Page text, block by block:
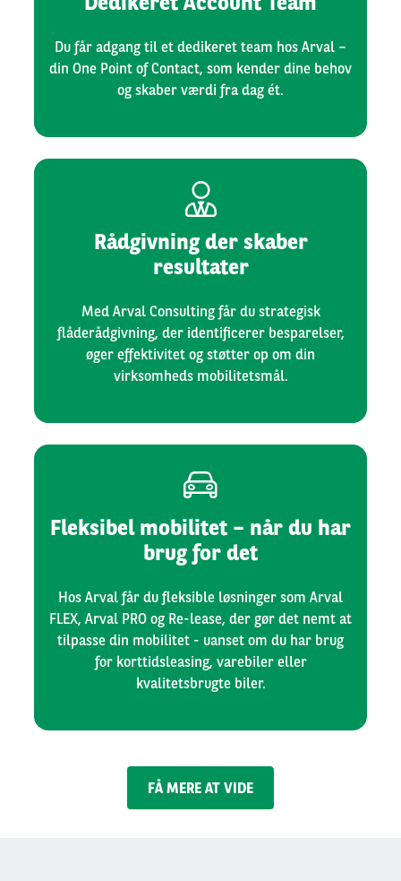
Du får adgang til et dedikeret team hos Arval –
din One Point of Contact, som kender dine behov
og skaber værdi fra dag ét.
Rådgivning der skaber
resultater
Med Arval Consulting får du strategisk
flåderådgivning, der identificerer besparelser,
øger effektivitet og støtter op om din
virksomheds mobilitetsmål.
Fleksibel mobilitet – når du har
brug for det
Hos Arval får du fleksible løsninger som Arval
FLEX, Arval PRO og Re-lease, der gør det nemt at
tilpasse din mobilitet - uanset om du har brug
for korttidsleasing, varebiler eller
kvalitetsbrugte biler.
FÅ MERE AT VIDE